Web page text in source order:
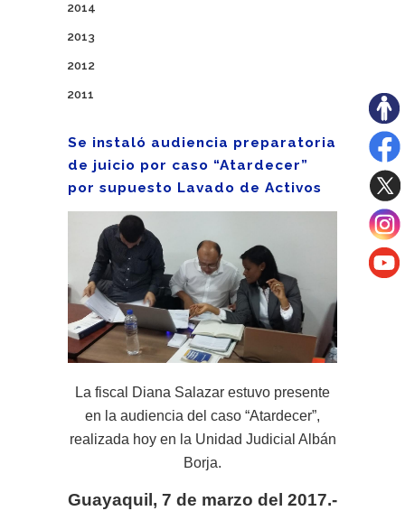
2014
2013
2012
2011
Se instaló audiencia preparatoria
de juicio por caso “Atardecer”
por supuesto Lavado de Activos
La fiscal Diana Salazar estuvo presente
en la audiencia del caso “Atardecer”,
realizada hoy en la Unidad Judicial Albán
Borja.
Guayaquil, 7 de marzo del 2017.-